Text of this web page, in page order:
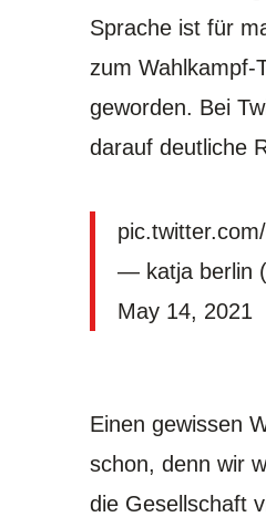
Sprache ist für
zum Wahlkampf-
geworden. Bei
darauf deutliche
— katja berlin
May 14, 2021
Einen gewissen
schon, denn wir
die Gesellschaft